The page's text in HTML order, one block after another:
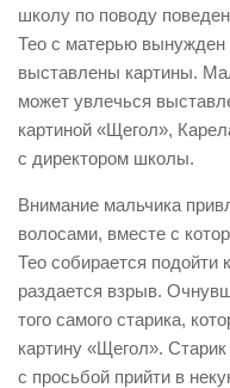
школу по поводу
Тео с матерью вынужден
выставлены картины.
может увлечься
картиной «Щегол»,
с директором школы.
Внимание мальчика
волосами, вместе с
Тео собирается подойти
раздается взрыв.
того самого старика,
картину «Щегол».
с просьбой прийти в